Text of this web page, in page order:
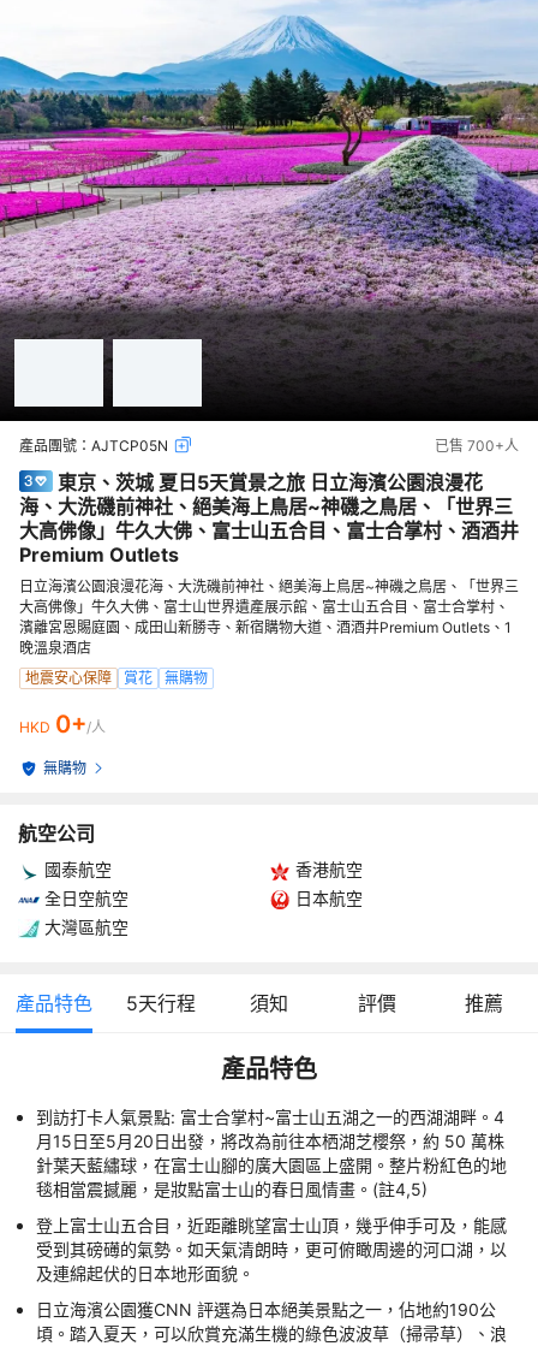
產品團號： AJTCP05N 已售 700+人
東京、茨城 夏日5天賞景之旅 日立海濱公園浪漫花
海、大洗磯前神社、絕美海上鳥居~神磯之鳥居、「世界三
大高佛像」牛久大佛、富士山五合目、富士合掌村、酒酒井
Premium Outlets
日立海濱公園浪漫花海、大洗磯前神社、絕美海上鳥居~神磯之鳥居、「世界三
大高佛像」牛久大佛、富士山世界遺產展示館、富士山五合目、富士合掌村、
濱離宮恩賜庭園、成田山新勝寺、新宿購物大道、酒酒井Premium Outlets、1
晚溫泉酒店
地震安心保障
賞花 無購物
HKD 0+/人
無購物
航空公司
國泰航空
香港航空
全日空航空
日本航空
大灣區航空
產品特色 5天行程 須知 評價 推薦
產品特色
到訪打卡人氣景點: 富士合掌村~富士山五湖之一的西湖湖畔。4
月15日至5月20日出發，將改為前往本栖湖芝櫻祭，約 50 萬株
針葉天藍繡球，在富士山腳的廣大園區上盛開。整片粉紅色的地
毯相當震撼麗，是妝點富士山的春日風情畫。(註4,5)
登上富士山五合目，近距離眺望富士山頂，幾乎伸手可及，能感
受到其磅礡的氣勢。如天氣清朗時，更可俯瞰周邊的河口湖，以
及連綿起伏的日本地形面貌。
日立海濱公園獲CNN 評選為日本絕美景點之一，佔地約190公
頃。踏入夏天，可以欣賞充滿生機的綠色波波草（掃帚草）、浪